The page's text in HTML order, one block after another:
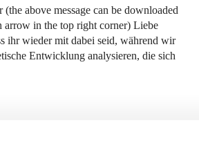
above message can be downloaded
in the top right corner) Liebe
ihr wieder mit dabei seid, während wir
Entwicklung analysieren, die sich